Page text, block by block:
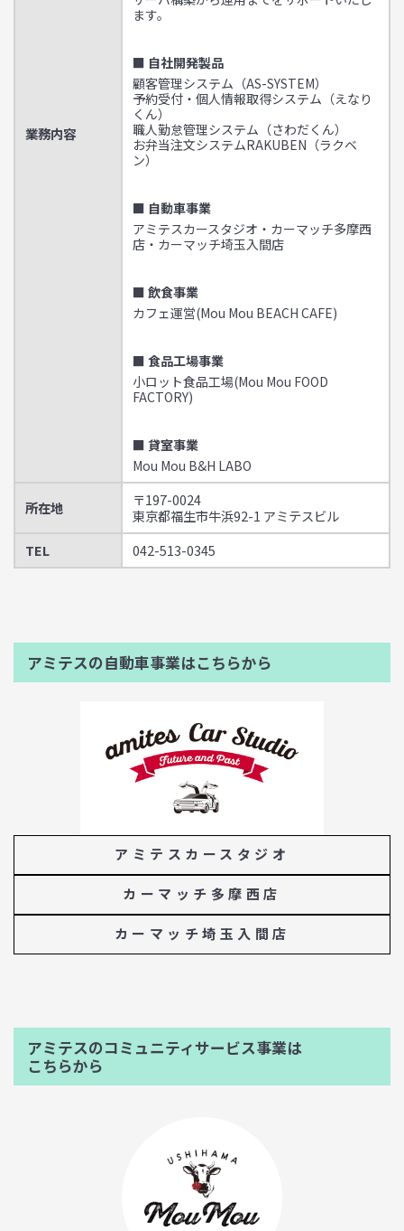
業務内容
ます。
■ 自社開発製品
顧客管理システム（AS-SYSTEM）
予約受付・個人情報取得システム（えなり
くん）
職人勤怠管理システム（さわだくん）
お弁当注文システムRAKUBEN（ラクベ
ン）
■ 自動車事業
アミテスカースタジオ・カーマッチ多摩西
店・カーマッチ埼玉入間店
■ 飲食事業
カフェ運営(Mou Mou BEACH CAFE)
■ 食品工場事業
小ロット食品工場(Mou Mou FOOD
FACTORY)
■ 貸室事業
Mou Mou B&H LABO
所在地
〒197-0024
東京都福生市牛浜92-1 アミテスビル
TEL
042-513-0345
アミテスの自動車事業はこちらから
アミテスカースタジオ
カーマッチ多摩西店
カーマッチ埼玉入間店
アミテスのコミュニティサービス事業は
こちらから